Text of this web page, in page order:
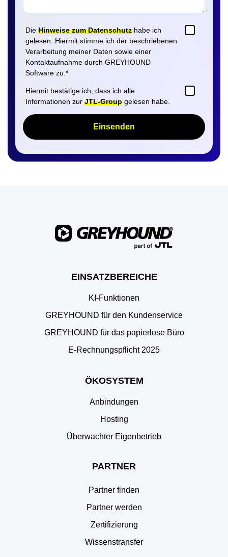
Die Hinweise zum Datenschutz habe ich
gelesen. Hiermit stimme ich der beschriebenen
Verarbeitung meiner Daten sowie einer
Kontaktaufnahme durch GREYHOUND
Software zu. *
Hiermit bestätige ich, dass ich alle
Informationen zur JTL-Group gelesen habe.
EINSATZBEREICHE
KI-Funktionen
GREYHOUND für den Kundenservice
GREYHOUND für das papierlose Büro
E‑Rechnungspflicht 2025
ÖKOSYSTEM
Anbindungen
Hosting
Überwachter Eigenbetrieb
PARTNER
Partner finden
Partner werden
Zertifizierung
Wissenstransfer